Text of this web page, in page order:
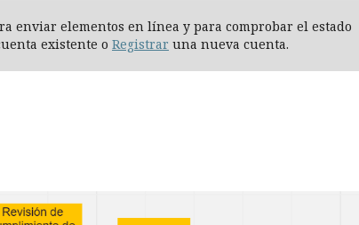
enviar elementos en línea y para comprobar el estado
existente o Registrar una nueva cuenta.